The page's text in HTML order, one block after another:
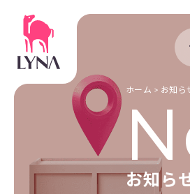
サー
自動
発着
訪問
物流
お知ら
ホーム > お知ら